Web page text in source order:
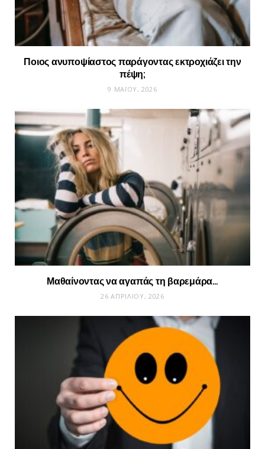
Ποιος ανυποψίαστος παράγοντας εκτροχιάζει την
πέψη;
9 ΜΑΪ́ΟΥ, 2026
Μαθαίνοντας να αγαπάς τη βαρεμάρα…
26 ΑΠΡΙΛΊΟΥ, 2026